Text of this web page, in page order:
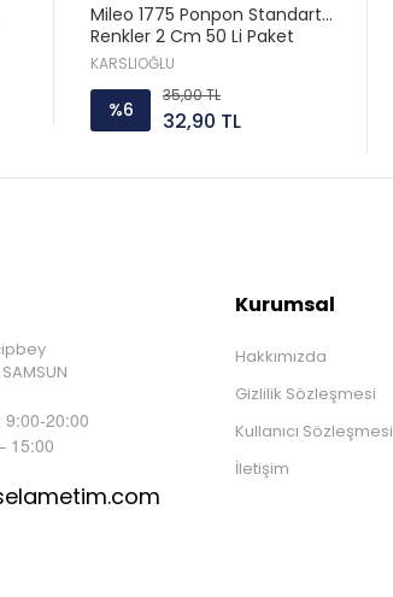
Mileo 1775 Ponpon Standart
Renkler 2 Cm 50 Li Paket
KARSLIOĞLU
%6
35,00 TL
32,90 TL
9:00-20:00
15:00
Kurumsal
Hakkımızda
Gizlilik Sözleşmesi
Kullanıcı Sözleşmesi
İletişim